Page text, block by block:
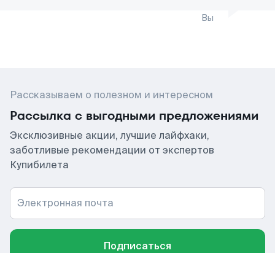
Вы
Рассказываем о полезном и интересном
Рассылка с выгодными предложениями
Эксклюзивные акции, лучшие лайфхаки,
заботливые рекомендации от экспертов
Купибилета
Электронная почта
Подписаться